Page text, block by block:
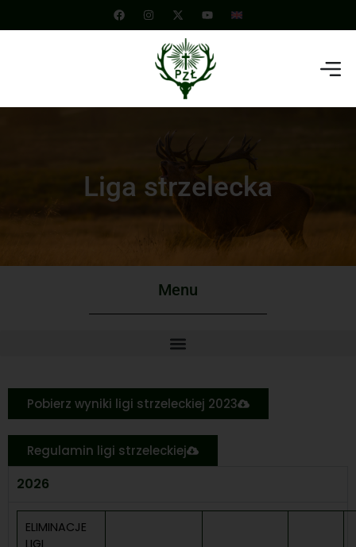
Liga strzelecka
Menu
Pobierz wyniki ligi strzeleckiej 2023
Regulamin ligi strzeleckiej
2026
ELIMINACJE
LIGI